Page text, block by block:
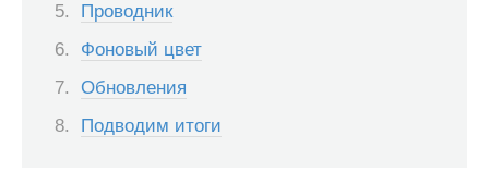
Проводник
Фоновый цвет
Обновления
Подводим итоги